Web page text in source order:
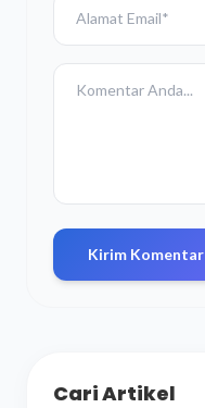
Kirim Komentar
Cari Artikel